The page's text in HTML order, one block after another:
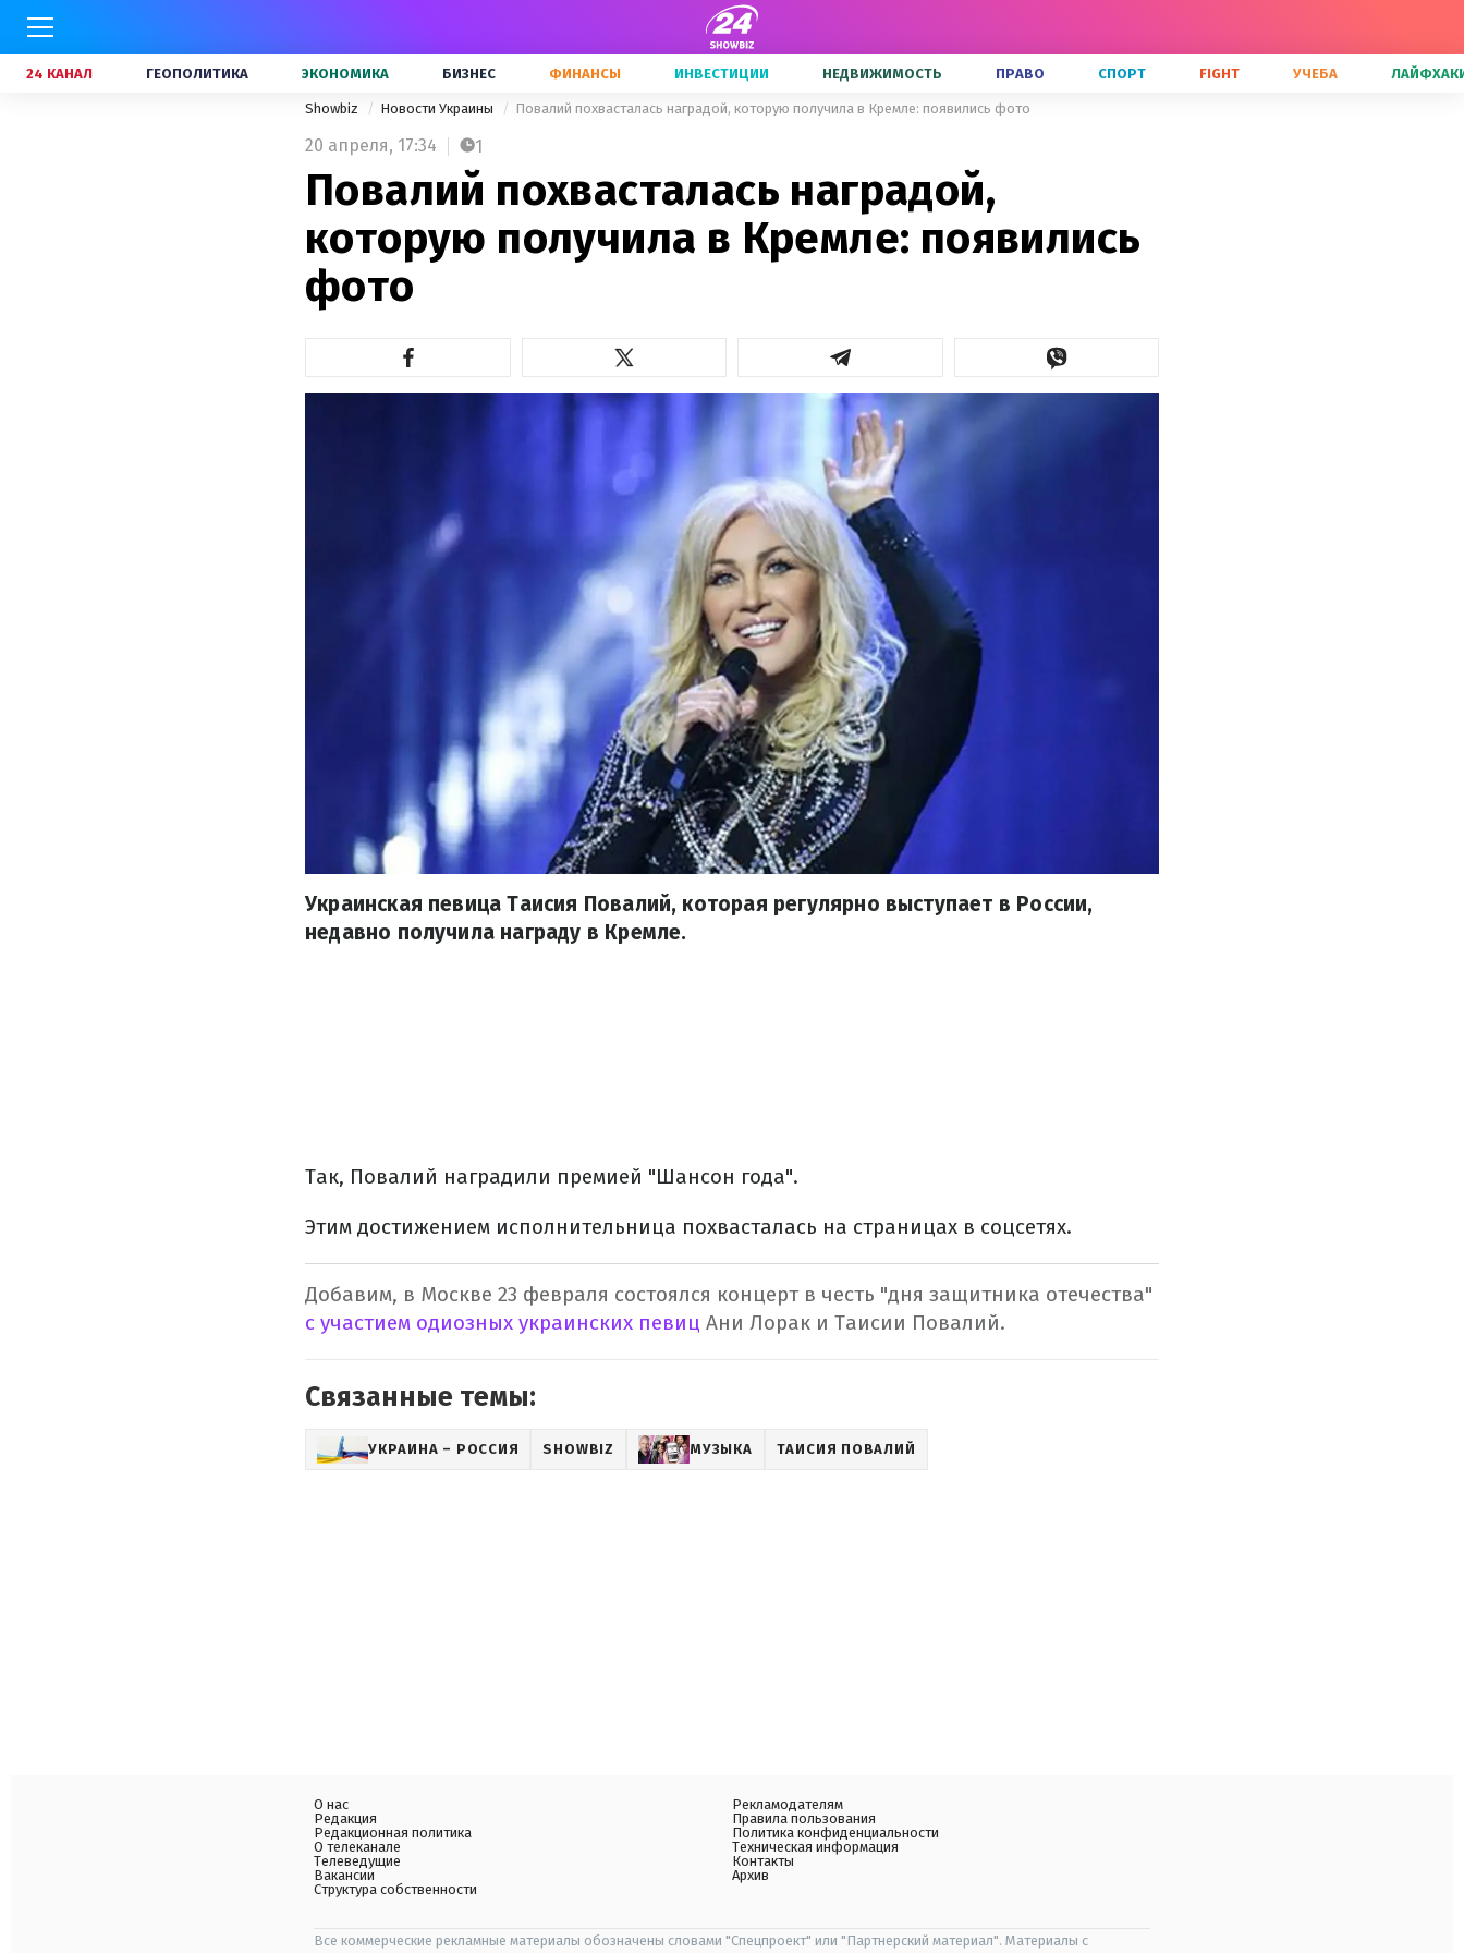
24 КАНАЛ ГЕОПОЛИТИКА ЭКОНОМИКА БИЗНЕС ФИНАНСЫ ИНВЕСТИЦИИ НЕДВИЖИМОСТЬ ПРАВО СПОРТ FIGHT УЧЕБА
Showbiz Новости Украины Повалий похвасталась наградой, которую получила в Кремле: появились фото
20 апреля, 17:34 1
Повалий похвасталась наградой,
которую получила в Кремле: появились
фото
Украинская певица Таисия Повалий, которая регулярно выступает в России,
недавно получила награду в Кремле.
Так, Повалий наградили премией "Шансон года".
Этим достижением исполнительница похвасталась на страницах в соцсетях.
Добавим, в Москве 23 февраля состоялся концерт в честь "дня защитника отечества"
с участием одиозных украинских певиц Ани Лорак и Таисии Повалий.
Связанные темы:
УКРАИНА – РОССИЯ SHOWBIZ МУЗЫКА ТАИСИЯ ПОВАЛИЙ
О нас
Редакция
Редакционная политика
О телеканале
Телеведущие
Вакансии
Структура собственности
Рекламодателям
Правила пользования
Политика конфиденциальности
Техническая информация
Контакты
Архив
Все коммерческие рекламные материалы обозначены словами "Спецпроект" или "Партнерский материал". Материалы с